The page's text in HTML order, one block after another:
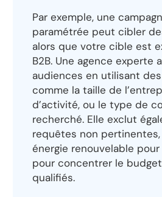
Par exemple, une
paramétrée peut cibler
alors que votre cible est
B2B. Une agence experte
audiences en utilisant
comme la taille de
d’activité, ou le type de
recherché. Elle exclut
requêtes non pertinentes,
énergie renouvelable
pour concentrer le
qualifiés.